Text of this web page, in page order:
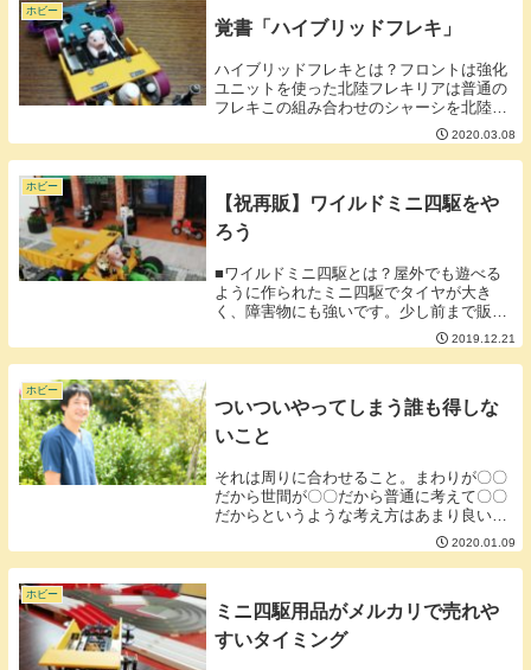
ホビー
覚書「ハイブリッドフレキ」
ハイブリッドフレキとは？フロントは強化
ユニットを使った北陸フレキリアは普通の
フレキこの組み合わせのシャーシを北陸フ
レキというそうです。■普通のフレキとの
違い・作るのが簡単・スラストが抜けない
北陸フレキと普通のフレキのいいとこ取り
2020.03.08
ホビー
【祝再販】ワイルドミニ四駆をや
ろう
■ワイルドミニ四駆とは？屋外でも遊べる
ように作られたミニ四駆でタイヤが大き
く、障害物にも強いです。少し前まで販売
終了が噂されていましたが今年、再販され
ました。■通常のミニ四駆に比べるとワイ
ルドミニ四駆はマイナーである。ワイルド
2019.12.21
ホビー
ついついやってしまう誰も得しな
いこと
それは周りに合わせること。まわりが〇〇
だから世間が〇〇だから普通に考えて〇〇
だからというような考え方はあまり良い結
果を産まないことが多いです。自分独自の
自分のスタイルを貫いたほうが自分の考え
も分析できるし軸のブレも起こりにくいで
2020.01.09
ホビー
ミニ四駆用品がメルカリで売れや
すいタイミング